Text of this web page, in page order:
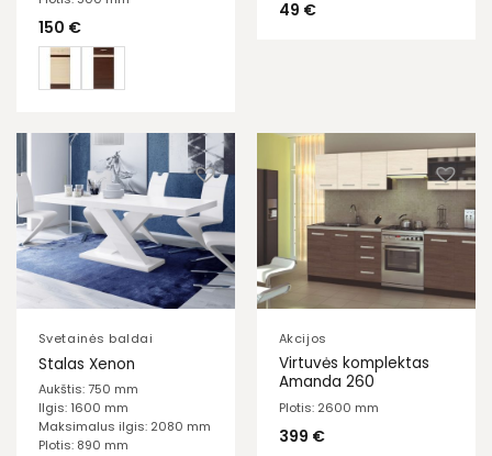
150 €
49 €
Svetainės baldai
Stalas Xenon
Aukštis: 750 mm
Ilgis: 1600 mm
Maksimalus ilgis: 2080 mm
Plotis: 890 mm
Akcijos
Virtuvės komplektas
Amanda 260
Plotis: 2600 mm
399 €